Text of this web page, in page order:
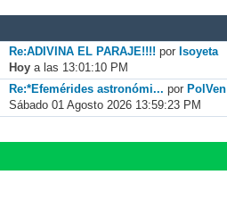
Re:ADIVINA EL PARAJE!!!! por Isoyeta
Hoy a las 13:01:10 PM
Re:*Efemérides astronómi... por PolVen
Sábado 01 Agosto 2026 13:59:23 PM